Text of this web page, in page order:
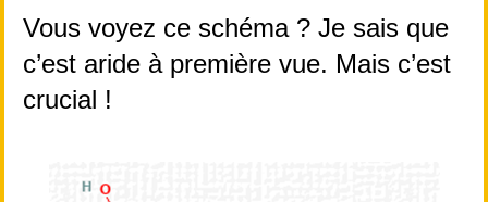
Vous voyez ce schéma ? Je sais que
c’est aride à première vue. Mais c’est
crucial !